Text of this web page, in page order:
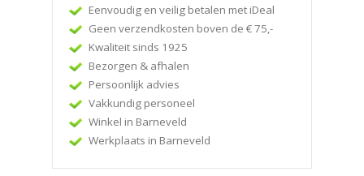
Eenvoudig en veilig betalen met iDeal
Geen verzendkosten boven de € 75,-
Kwaliteit sinds 1925
Bezorgen & afhalen
Persoonlijk advies
Vakkundig personeel
Winkel in Barneveld
Werkplaats in Barneveld